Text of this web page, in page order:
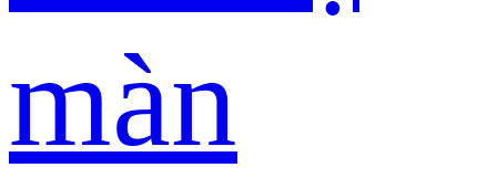
màn